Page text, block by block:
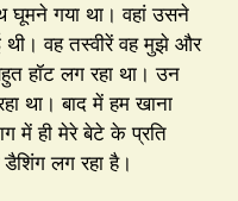
घूमने गया था। वहां उसने
थी। वह तस्वीरें वह मुझे और
हॉट लग रहा था। उन
था। बाद में हम खाना
में ही मेरे बेटे के प्रति
डैशिंग लग रहा है।